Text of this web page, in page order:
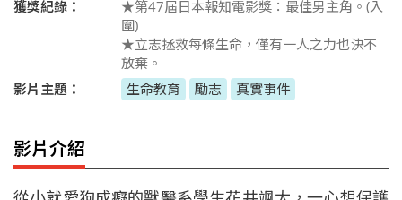
獲獎紀錄：
★第47屆日本報知電影獎：最佳男主角。(入
圍)
★立志拯救每條生命，僅有一人之力也決不
放棄。
影片主題：
生命教育 勵志 真實事件
影片介紹